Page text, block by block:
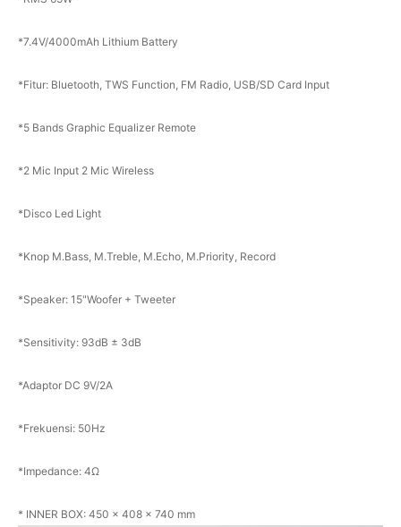
*7.4V/4000mAh Lithium Battery
*Fitur: Bluetooth, TWS Function, FM Radio, USB/SD Card Input
*5 Bands Graphic Equalizer Remote
*2 Mic Input 2 Mic Wireless
*Disco Led Light
*Knop M.Bass, M.Treble, M.Echo, M.Priority, Record
*Speaker: 15"Woofer + Tweeter
*Sensitivity: 93dB ± 3dB
*Adaptor DC 9V/2A
*Frekuensi: 50Hz
*Impedance: 4Ω
* INNER BOX: 450 x 408 x 740 mm